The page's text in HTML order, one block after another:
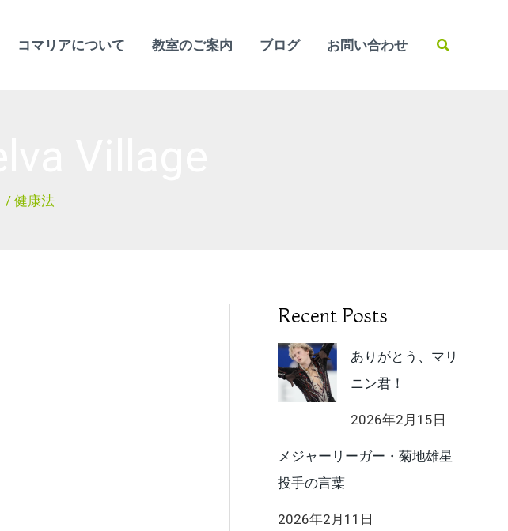
コマリアについて 教室のご案内 ブログ お問い合わせ
検
/ 健康法
Recent Posts
ありがとう、マリ
ニン君！
2026年2月15日
メジャーリーガー・菊地雄星
投手の言葉
2026年2月11日